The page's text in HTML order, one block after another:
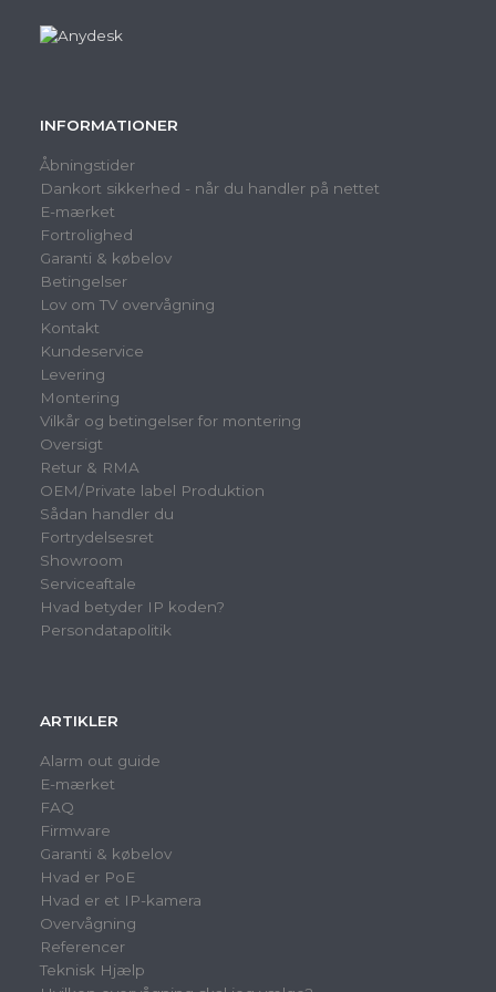
INFORMATIONER
Åbningstider
Dankort sikkerhed - når du handler på nettet
E-mærket
Fortrolighed
Garanti & købelov
Betingelser
Lov om TV overvågning
Kontakt
Kundeservice
Levering
Montering
Vilkår og betingelser for montering
Oversigt
Retur & RMA
OEM/Private label Produktion
Sådan handler du
Fortrydelsesret
Showroom
Serviceaftale
Hvad betyder IP koden?
Persondatapolitik
ARTIKLER
Alarm out guide
E-mærket
FAQ
Firmware
Garanti & købelov
Hvad er PoE
Hvad er et IP-kamera
Overvågning
Referencer
Teknisk Hjælp